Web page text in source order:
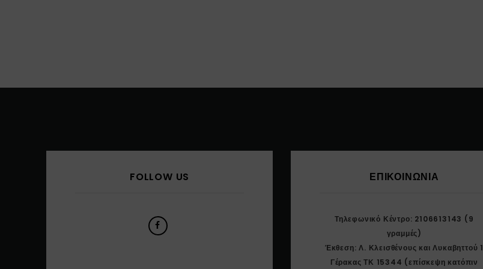
FOLLOW US ΕΠΙΚΟΙΝΩΝΊΑ
Τηλεφωνικό Κέντρο: 2106613143 (9
γραμμές)
Έκθεση: Λ. Κλεισθένους και Λυκαβηττού 1
Γέρακας ΤΚ 15344 (επίσκεψη κατόπιν